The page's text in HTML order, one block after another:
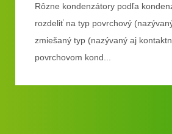
Rôzne kondenzátory podľa
rozdeliť na typ povrchový
zmiešaný typ (nazývaný aj
povrchovom kond...